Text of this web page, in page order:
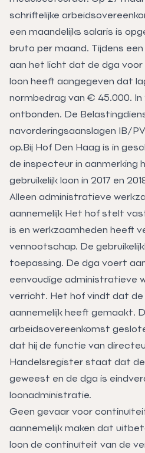
schriftelijke
een maandelijks salaris is
bruto per maand. Tijdens
aan het licht dat de dga voor
loon heeft aangegeven dat
normbedrag van € 45.000. In
ontbonden. De
navorderingsaanslagen IB/
op.Bij Hof Den Haag is in
de inspecteur in aanmerking
gebruikelijk loon in 2017 en
Alleen administratieve
aannemelijk Het hof stelt
is en werkzaamheden heeft
vennootschap. De
toepassing. De dga voert
eenvoudige administratieve
verricht. Het hof vindt dat
aannemelijk heeft gemaakt.
arbeidsovereenkomst
dat hij de functie van
Handelsregister staat dat
geweest en de dga is
loonadministratie.
Geen gevaar voor
aannemelijk maken dat
loon de continuïteit van de